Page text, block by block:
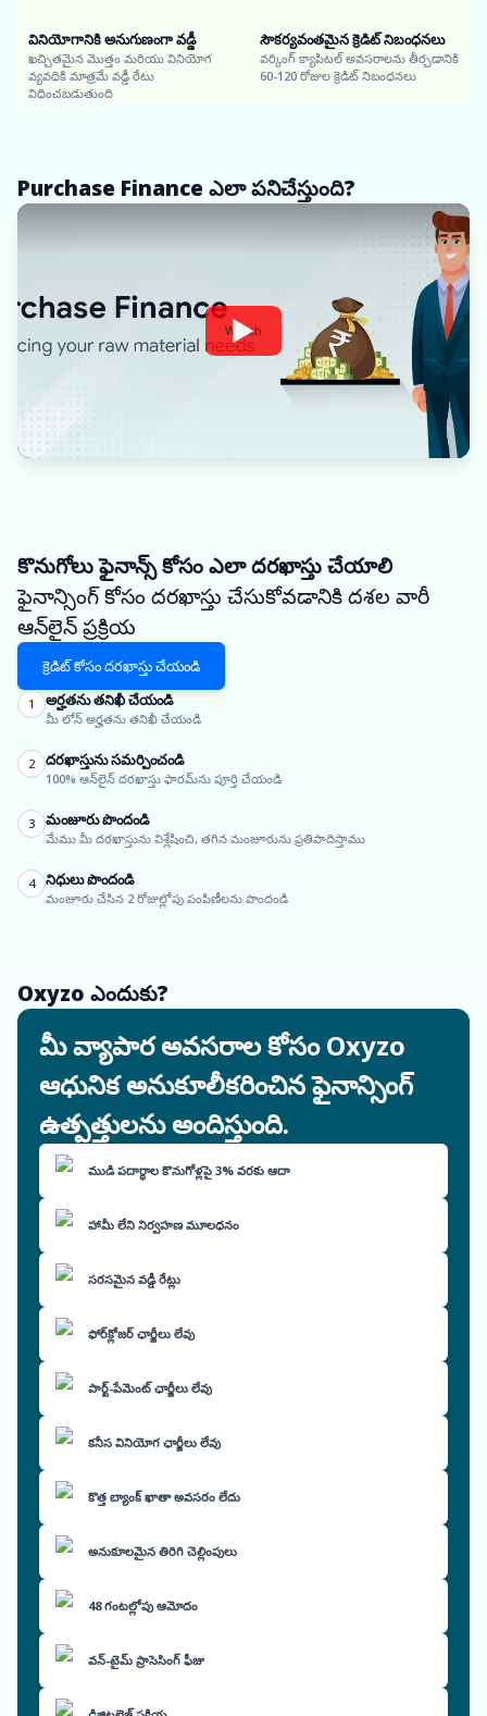
వినియోగానికి అనుగుణంగా వడ్డీ
ఖచ్చితమైన మొత్తం మరియు వినియోగ
వ్యవధికి మాత్రమే వడ్డీ రేటు
విధించబడుతుంది
సౌకర్యవంతమైన క్రెడిట్ నిబంధనలు
వర్కింగ్ క్యాపిటల్ అవసరాలను తీర్చడానికి
60-120 రోజుల క్రెడిట్ నిబంధనలు
Purchase Finance ఎలా పనిచేస్తుంది?
Watch
కొనుగోలు ఫైనాన్స్ కోసం ఎలా దరఖాస్తు చేయాలి
ఫైనాన్సింగ్ కోసం దరఖాస్తు చేసుకోవడానికి దశల వారీ
ఆన్‌లైన్ ప్రక్రియ
క్రెడిట్ కోసం దరఖాస్తు చేయండి
1 అర్హతను తనిఖీ చేయండి
మీ లోన్ అర్హతను తనిఖీ చేయండి
2 దరఖాస్తును సమర్పించండి
100% ఆన్‌లైన్ దరఖాస్తు ఫారమ్‌ను పూర్తి చేయండి
3 మంజూరు పొందండి
మేము మీ దరఖాస్తును విశ్లేషించి, తగిన మంజూరును ప్రతిపాదిస్తాము
4 నిధులు పొందండి
మంజూరు చేసిన 2 రోజుల్లోపు పంపిణీలను పొందండి
Oxyzo ఎందుకు?
మీ వ్యాపార అవసరాల కోసం Oxyzo
ఆధునిక అనుకూలీకరించిన ఫైనాన్సింగ్
ఉత్పత్తులను అందిస్తుంది.
ముడి పదార్థాల కొనుగోళ్లపై 3% వరకు ఆదా
హామీ లేని నిర్వహణ మూలధనం
సరసమైన వడ్డీ రేట్లు
ఫోర్‌క్లోజర్ ఛార్జీలు లేవు
పార్ట్-పేమెంట్ ఛార్జీలు లేవు
కనీస వినియోగ ఛార్జీలు లేవు
కొత్త బ్యాంక్ ఖాతా అవసరం లేదు
అనుకూలమైన తిరిగి చెల్లింపులు
48 గంటల్లోపు ఆమోదం
వన్-టైమ్ ప్రాసెసింగ్ ఫీజు